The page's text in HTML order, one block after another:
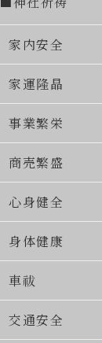
家内安全
家運隆晶
事業繁栄
商売繁盛
心身健全
身体健康
車祓
交通安全